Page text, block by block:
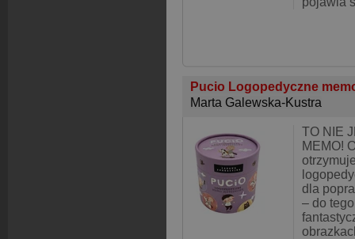
Pucio Logopedyczne
Marta Galewska-Kustra
TO NIE
MEMO!
dla
– do